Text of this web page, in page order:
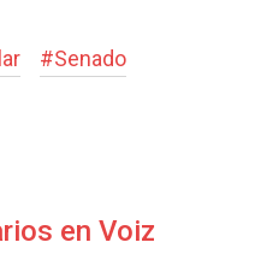
#Senado
en Voiz